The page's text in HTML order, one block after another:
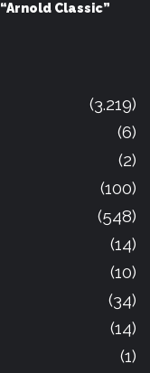
Classic”
(3.219)
(6)
(2)
(100)
(548)
(14)
(10)
(34)
(14)
(1)